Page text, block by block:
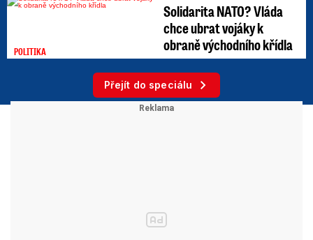
POLITIKA
Solidarita NATO? Vláda
chce ubrat vojáky k
obraně východního křídla
Přejít do speciálu